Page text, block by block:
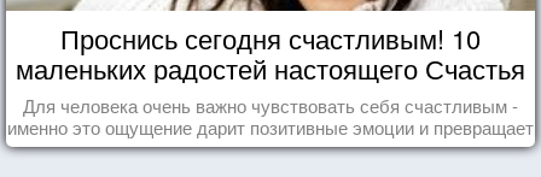
Проснись сегодня счастливым! 10
маленьких радостей настоящего Счастья
Для человека очень важно чувствовать себя счастливым -
именно это ощущение дарит позитивные эмоции и превращает
каждый день в маленький праздник.